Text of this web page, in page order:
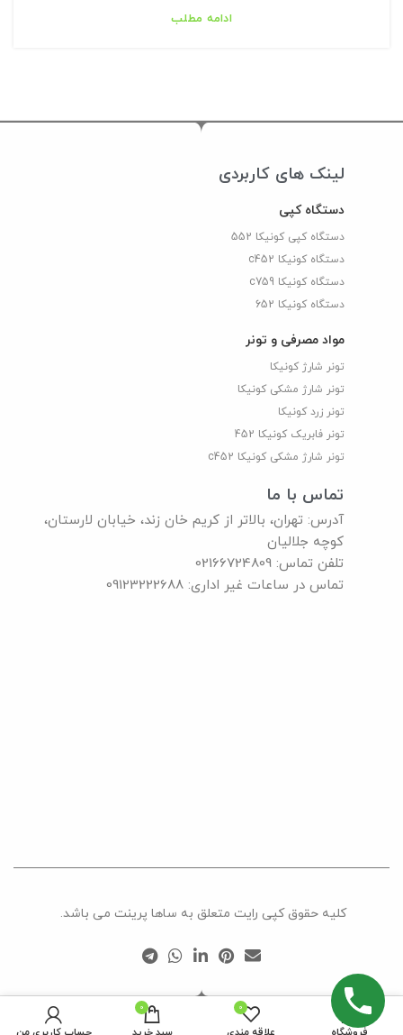
ادامه مطلب
لینک های کاربردی
دستگاه کپی
دستگاه کپی کونیکا 552
دستگاه کونیکا c452
دستگاه کونیکا c759
دستگاه کونیکا 652
مواد مصرفی و تونر
تونر شارژ کونیکا
تونر شارژ مشکی کونیکا
تونر زرد کونیکا
تونر فابریک کونیکا 452
تونر شارژ مشکی کونیکا c452
تماس با ما
آدرس: تهران، بالاتر از کریم خان زند، خیابان لارستان،
کوچه جلالیان
تلفن تماس: 02166724809
تماس در ساعات غیر اداری: 09123222688
کلیه حقوق کپی رایت متعلق به ساها پرینت می باشد.
0
0